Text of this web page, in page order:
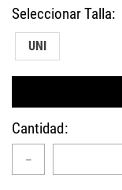
UNI
Cantidad
－
PUMA SPEEDCAT